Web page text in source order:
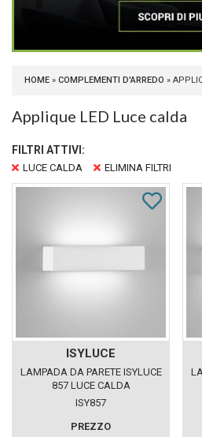
HOME » COMPLEMENTI D'ARREDO »
Applique LED Luce calda
FILTRI ATTIVI:
LUCE CALDA ELIMINA FILTRI
ISYLUCE
LAMPADA DA PARETE ISYLUCE
857 LUCE CALDA
ISY857
PREZZO